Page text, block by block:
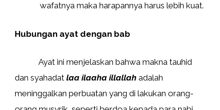
wafatnya maka harapannya harus lebih kuat.
Hubungan ayat dengan bab
Ayat ini menjelaskan bahwa makna tauhid
dan syahadat laa ilaaha illallah adalah
meninggalkan perbuatan yang di lakukan orang-